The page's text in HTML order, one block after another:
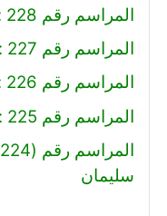
المراسم رقم 228 : محمد حلمي نصار
المراسم رقم 227 : كريم سالم درويش
المراسم رقم 226 : عمرو خالد حسين
المراسم رقم 225 : محمود جمال منتصر
سليمان